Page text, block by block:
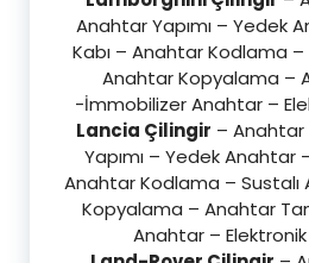
Anahtar Yapımı – Yedek
Kabı – Anahtar Kodlama
Anahtar Kopyalama –
-İmmobilizer Anahtar –
Lancia Çilingir – Anahtar
Yapımı – Yedek Anahtar
Anahtar Kodlama –
Kopyalama – Anahtar
Anahtar –